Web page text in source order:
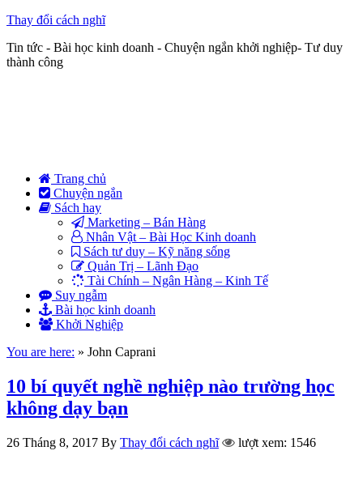
Thay đổi cách nghĩ
Tin tức - Bài học kinh doanh - Chuyện ngắn khởi nghiệp- Tư duy
thành công
Trang chủ
Chuyện ngắn
Sách hay
Marketing – Bán Hàng
Nhân Vật – Bài Học Kinh doanh
Sách tư duy – Kỹ năng sống
Quản Trị – Lãnh Đạo
Tài Chính – Ngân Hàng – Kinh Tế
Suy ngẫm
Bài học kinh doanh
Khởi Nghiệp
You are here: » John Caprani
10 bí quyết nghề nghiệp nào trường học
không dạy bạn
26 Tháng 8, 2017 By Thay đổi cách nghĩ lượt xem: 1546